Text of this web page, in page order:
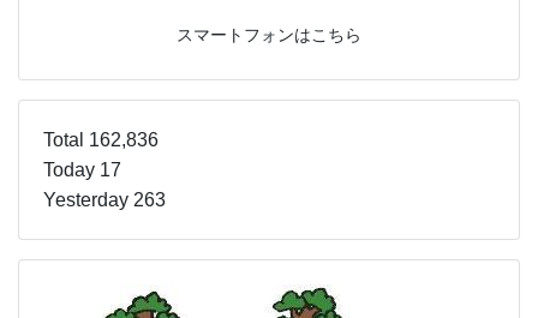
スマートフォンはこちら
Total 162,836
Today 17
Yesterday 263